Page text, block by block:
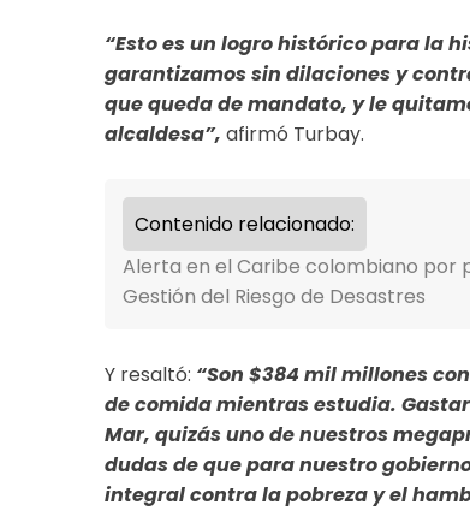
“Esto es un logro histórico para la
garantizamos sin dilaciones y
que queda de mandato, y le
alcaldesa”, afirmó Turbay.
Contenido relacionado:
Alerta en el Caribe colombiano por
Gestión del Riesgo de Desastres
Y resaltó: “Son $384 mil millones
de comida mientras estudia.
Mar, quizás uno de nuestros
dudas de que para nuestro
integral contra la pobreza y el